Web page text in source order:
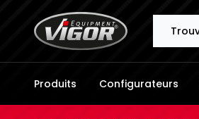
Produits Configurateurs